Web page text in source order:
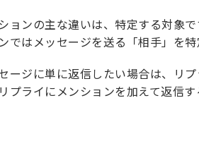
ョンの主な違いは、特定する対象
ではメッセージを送る「相手」を特
ージに単に返信したい場合は、リ
プライにメンションを加えて返信す